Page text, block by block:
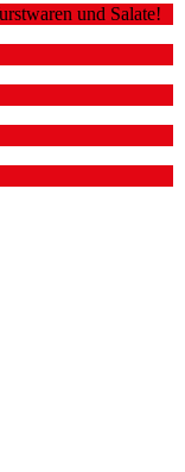
und Salate!